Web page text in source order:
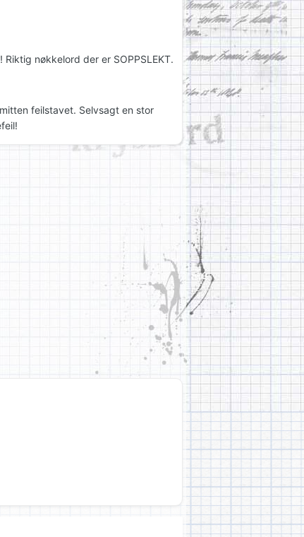
nøkkelord der er SOPPSLEKT.
feilstavet. Selvsagt en stor